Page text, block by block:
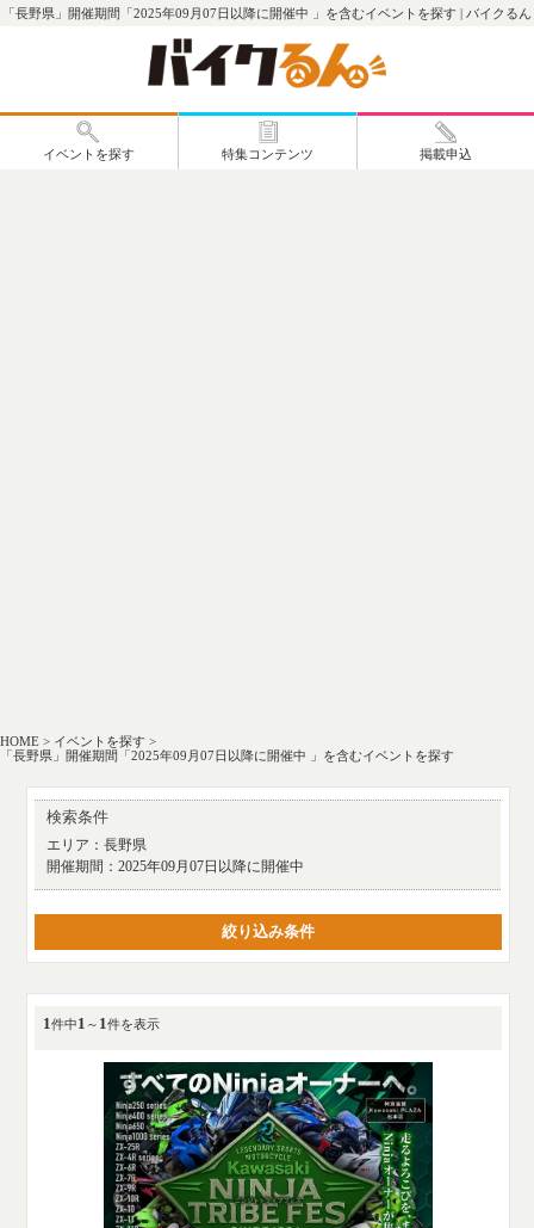
「長野県」開催期間「2025年09月07日以降に開催中 」を含むイベントを探す | バイクるん
HOME > イベントを探す >
「長野県」開催期間「2025年09月07日以降に開催中 」を含むイベントを探す
検索条件
エリア：長野県
開催期間：2025年09月07日以降に開催中
絞り込み条件
1件中1 ～ 1件を表示